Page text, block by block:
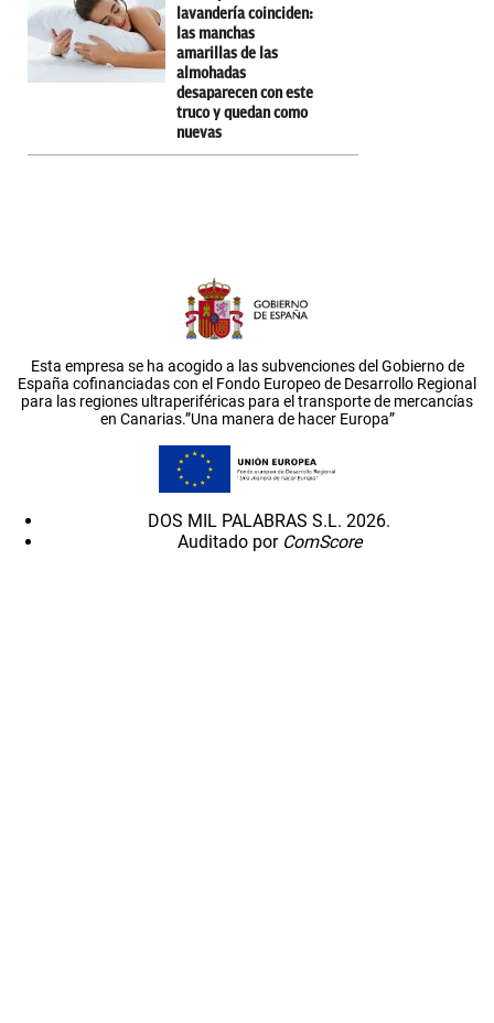
lavandería coinciden:
las manchas
amarillas de las
almohadas
desaparecen con este
truco y quedan como
nuevas
Esta empresa se ha acogido a las subvenciones del Gobierno de
España cofinanciadas con el Fondo Europeo de Desarrollo Regional
para las regiones ultraperiféricas para el transporte de mercancías
en Canarias.”Una manera de hacer Europa”
DOS MIL PALABRAS S.L. 2026.
Auditado por ComScore